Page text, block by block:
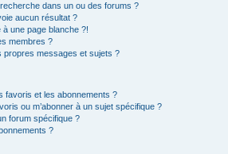
dans un ou des forums ?
aucun résultat ?
une page blanche ?!
membres ?
propres messages et sujets ?
favoris et les abonnements ?
ou m’abonner à un sujet spécifique ?
forum spécifique ?
?